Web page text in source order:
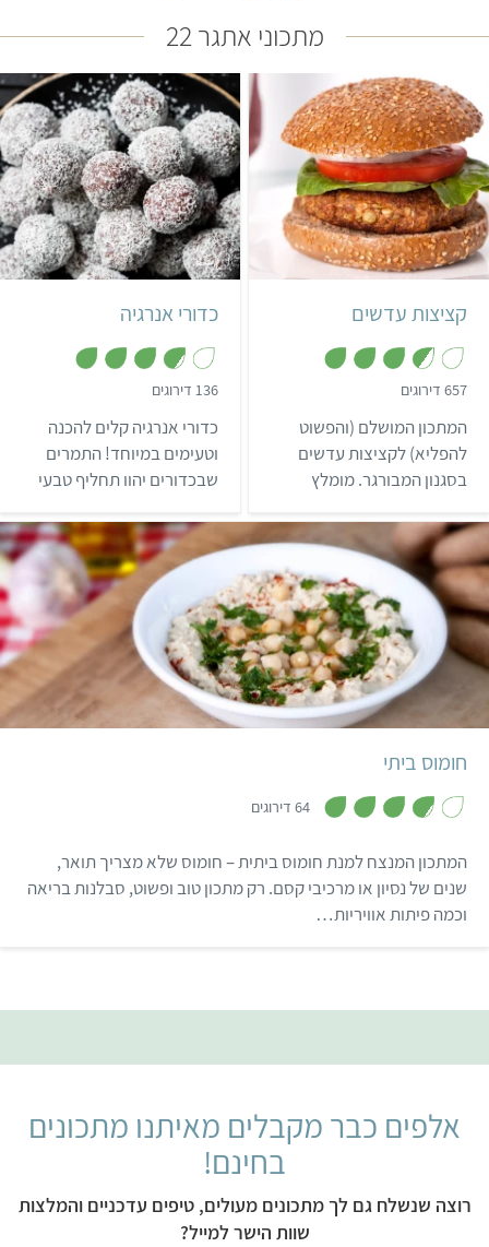
מתכוני אתגר 22
קל 3 שעות ו-30 דקות
7 קציצות
קציצות עדשים
657 דירוגים
.
6
מ
ת
ו
המתכון המושלם (והפשוט
להפליא) לקציצות עדשים
בסגנון המבורגר. מומלץ
המבורגר, עם רטבים וירקות
טריים.
קל 20 דקות
25 כדורים
כדורי אנרגיה
136 דירוגים
.
7
מ
ת
ו
כדורי אנרגיה קלים להכנה
וטעימים במיוחד! התמרים
שבכדורים יהוו תחליף טבעי
התזונתיים שהם מכילים, הם
לא נוטים לגרום לעלייה
ברמות הסוכר בדם. אכילת 2-
3 כדורי אנרגיה יכולה להוות
ארוחת ביניים טעימה ומהנה
ויכולה להתאים גם לחולי
סוכרת (כמובן מומלץ
להתייעץ עם הדיאטנית
קל 10 דקות 2-3 מנות ישראלי, ים תיכוני
חומוס ביתי
64 דירוגים
ת
ו
ך
המתכון המנצח למנת חומוס ביתית – חומוס שלא מצריך תואר,
שנים של נסיון או מרכיבי קסם. רק מתכון טוב ופשוט, סבלנות בריאה
וכמה פיתות אוויריות…
אלפים כבר מקבלים מאיתנו מתכונים
בחינם!
רוצה שנשלח גם לך מתכונים מעולים, טיפים עדכניים והמלצות
שוות הישר למייל?